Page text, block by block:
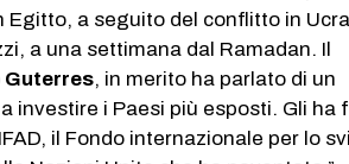
a seguito del conflitto in
a una settimana dal Ramadan. Il
Guterres, in merito ha parlato di un
investire i Paesi più esposti. Gli ha
il Fondo internazionale per lo